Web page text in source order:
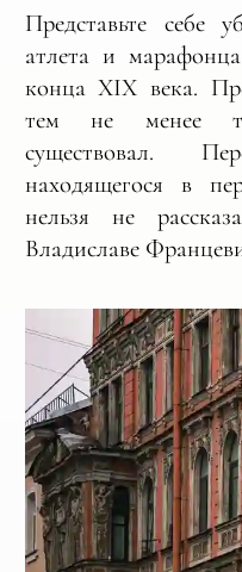
Представьте себе
атлета и
конца XIX века.
тем не менее
существовал.
находящегося в
нельзя не
Владиславе